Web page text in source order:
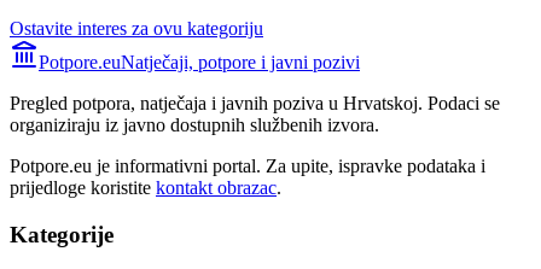
Ostavite interes za ovu kategoriju
Potpore.euNatječaji, potpore i javni pozivi
Pregled potpora, natječaja i javnih poziva u Hrvatskoj. Podaci se
organiziraju iz javno dostupnih službenih izvora.
Potpore.eu je informativni portal. Za upite, ispravke podataka i
prijedloge koristite kontakt obrazac.
Kategorije